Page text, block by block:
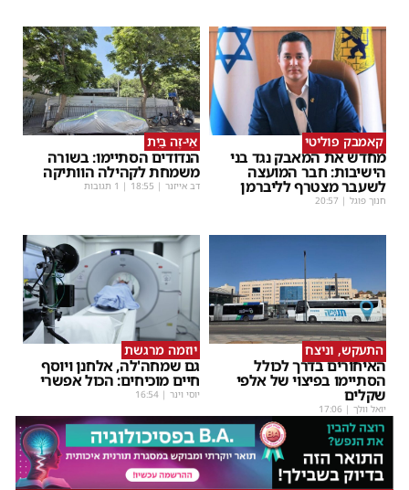
קאמבק פוליטי
מחדש את המאבק נגד בני
הישיבות: חבר המועצה
לשעבר מצטרף לליברמן
חנוך פוגל |
20:57
אֵי-זֶה בַּיִת
הנדודים הסתיימו: בשורה
משמחת לקהילה הוותיקה
דב אייזנר |
18:55 | 1 תגובות
התעקש, וניצח
האיחורים בדרך לכולל
הסתיימו בפיצוי של אלפי
שקלים
יואל וולך |
17:06
יוזמה מרגשת
גם שמחה'לה, אלחנן ויוסף
חיים מוכיחים: הכול אפשרי
יוסי וינר |
16:54